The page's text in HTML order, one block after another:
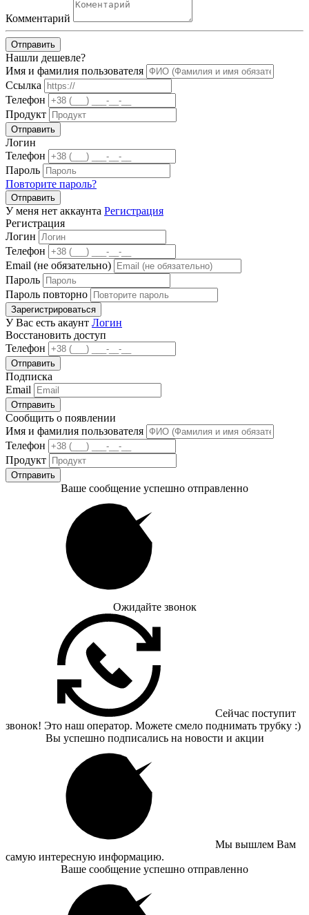
Комментарий
Отправить
Нашли дешевле?
Имя и фамилия пользователя
Ссылка
Телефон
Продукт
Отправить
Логин
Телефон
Пароль
Повторите пароль?
Отправить
У меня нет аккаунта Регистрация
Регистрация
Логин
Телефон
Email (не обязательно)
Пароль
Пароль повторно
Зарегистрироваться
У Вас есть акаунт Логин
Восстановить доступ
Телефон
Отправить
Подписка
Email
Отправить
Сообщить о появлении
Имя и фамилия пользователя
Телефон
Продукт
Отправить
Ваше сообщение успешно отправленно
Ожидайте звонок
Сейчас поступит
звонок! Это наш оператор. Можете смело поднимать трубку :)
Вы успешно подписались на новости и акции
Мы вышлем Вам
самую интересную информацию.
Ваше сообщение успешно отправленно